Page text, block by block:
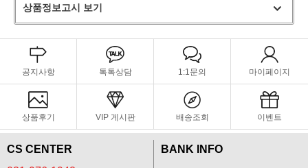
상품정보고시 보기
공지사항 톡톡상담 1:1문의 마이페이지
상품후기 VIP 게시판 배송조회 이벤트
CS CENTER
BANK INFO